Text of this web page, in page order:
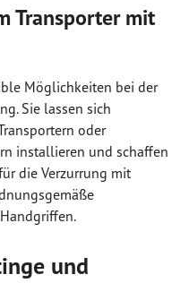
Transporter mit
Möglichkeiten bei der
Sie lassen sich
oder
installieren und schaffen
die Verzurrung mit
und